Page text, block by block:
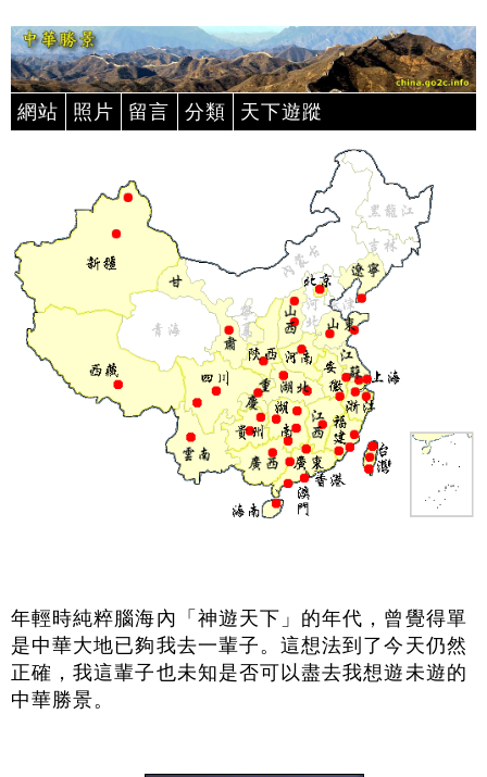
網站 照片 留言 分類 天下遊蹤
年輕時純粹腦海內「神遊天下」的年代，曾覺得單
是中華大地已夠我去一輩子。這想法到了今天仍然
正確，我這輩子也未知是否可以盡去我想遊未遊的
中華勝景。